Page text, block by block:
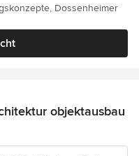
Dossenheimer
objektausbau
5 Sternen